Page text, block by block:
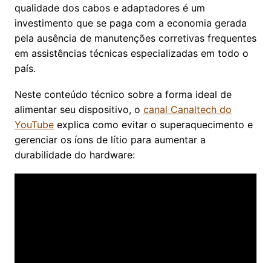
qualidade dos cabos e adaptadores é um
investimento que se paga com a economia gerada
pela ausência de manutenções corretivas frequentes
em assistências técnicas especializadas em todo o
país.
Neste conteúdo técnico sobre a forma ideal de
alimentar seu dispositivo, o canal Canaltech do
YouTube explica como evitar o superaquecimento e
gerenciar os íons de lítio para aumentar a
durabilidade do hardware: